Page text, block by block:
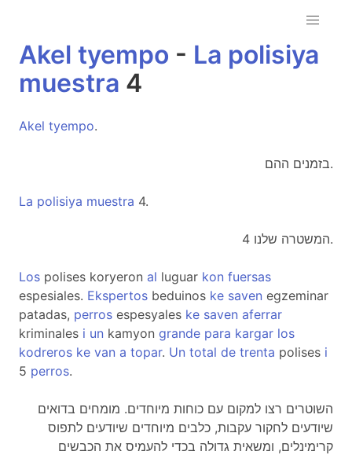
Akel tyempo - La polisiya
muestra 4
Akel tyempo.
בזמנים ההם.
La polisiya muestra 4.
המשטרה שלנו 4.
Los polises koryeron al luguar kon fuersas
espesiales. Ekspertos beduinos ke saven egzeminar
patadas, perros espesyales ke saven aferrar
kriminales i un kamyon grande para kargar los
kodreros ke van a topar. Un total de trenta polises i
5 perros.
השוטרים רצו למקום עם כוחות מיוחדים. מומחים בדואים
שיודעים לחקור עקבות, כלבים מיוחדים שיודעים לתפוס
קרימינלים, ומשאית גדולה בכדי להעמיס את הכבשים